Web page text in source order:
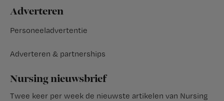
Adverteren
Personeeladvertentie
Adverteren & partnerships
Nursing nieuwsbrief
Twee keer per week de nieuwste artikelen van Nursing